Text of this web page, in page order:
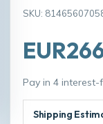
SKU:
Pay in 4
Shipping